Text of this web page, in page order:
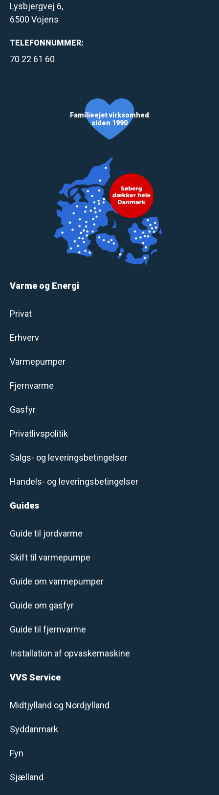
Lysbjergvej 6,
6500 Vojens
TELEFONNUMMER:
70 22 61 60
Familieejet virksomhed
siden 1990
57
Varme og Energi
Privat
Erhverv
Varmepumper
Fjernvarme
Gasfyr
Privatlivspolitik
Salgs- og leveringsbetingelser
Handels- og leveringsbetingelser
Guides
Guide til jordvarme
Skift til varmepumpe
Guide om varmepumper
Guide om gasfyr
Guide til fjernvarme
Installation af opvaskemaskine
VVS Service
Midtjylland og Nordjylland
Syddanmark
Fyn
Sjælland